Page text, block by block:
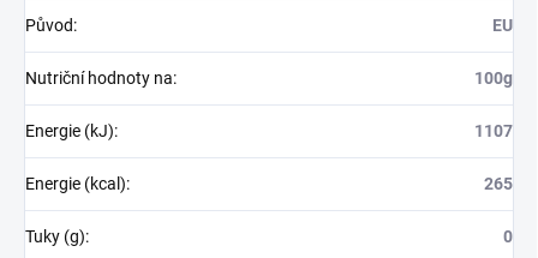
Původ: EU
Nutriční hodnoty na: 100g
Energie (kJ): 1107
Energie (kcal): 265
Tuky (g): 0